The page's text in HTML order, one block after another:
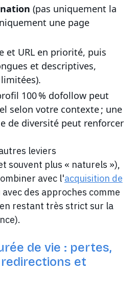
(pas uniquement la
une page
et URL en priorité, puis
et descriptives,
100 % dofollow peut
selon votre contexte ; une
de diversité peut renforcer
leviers
souvent plus « naturels »),
avec l'acquisition de
des approches comme
restant très strict sur la
de vie : pertes,
et